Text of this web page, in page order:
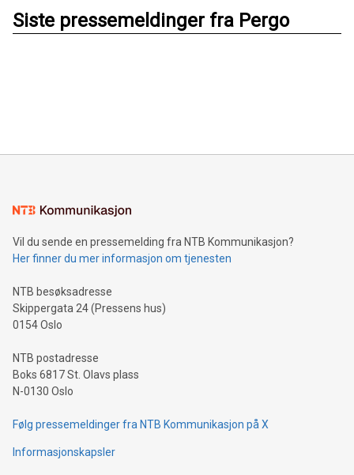
Siste pressemeldinger fra Pergo
Vil du sende en pressemelding fra NTB Kommunikasjon?
Her finner du mer informasjon om tjenesten
NTB besøksadresse
Skippergata 24 (Pressens hus)
0154 Oslo
NTB postadresse
Boks 6817 St. Olavs plass
N-0130 Oslo
Følg pressemeldinger fra NTB Kommunikasjon på X
Informasjonskapsler